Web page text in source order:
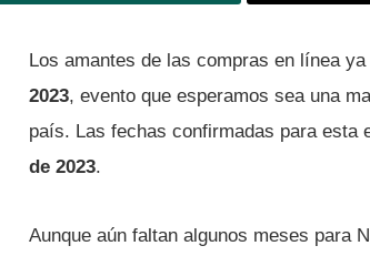
Los amantes de las compras en línea
2023, evento que esperamos sea una
país. Las fechas confirmadas para esta
de 2023.
Aunque aún faltan algunos meses para